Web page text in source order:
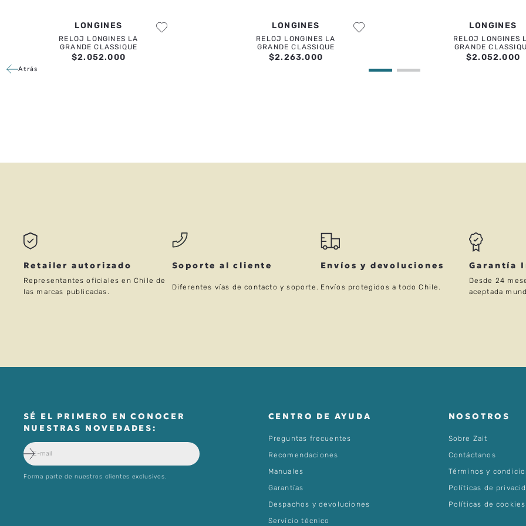
LONGINES
RELOJ LONGINES LA
GRANDE CLASSIQUE
$2.052.000
LONGINES
RELOJ LONGINES LA
GRANDE CLASSIQUE
$2.263.000
LONGINES
RELOJ LONGINES
GRANDE
$2.052.000
Retailer autorizado
Representantes oficiales en Chile de
las marcas publicadas.
Soporte al cliente
Diferentes vías de contacto y soporte.
Envíos y devoluciones
Envíos protegidos a todo Chile.
Garantía
Desde 24
aceptada
SÉ EL PRIMERO EN CONOCER
NUESTRAS NOVEDADES:
Forma parte de nuestros clientes exclusivos.
CENTRO DE AYUDA
Preguntas frecuentes
Recomendaciones
Manuales
Garantías
Despachos y devoluciones
Servício técnico
NOSOTROS
Sobre Zait
Contáctanos
Términos y
Políticas de
Políticas de cookies